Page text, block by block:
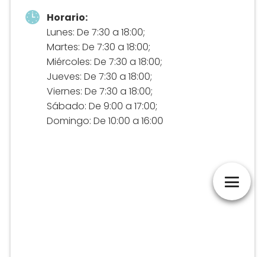
Horario:
Lunes: De 7:30 a 18:00;
Martes: De 7:30 a 18:00;
Miércoles: De 7:30 a 18:00;
Jueves: De 7:30 a 18:00;
Viernes: De 7:30 a 18:00;
Sábado: De 9:00 a 17:00;
Domingo: De 10:00 a 16:00